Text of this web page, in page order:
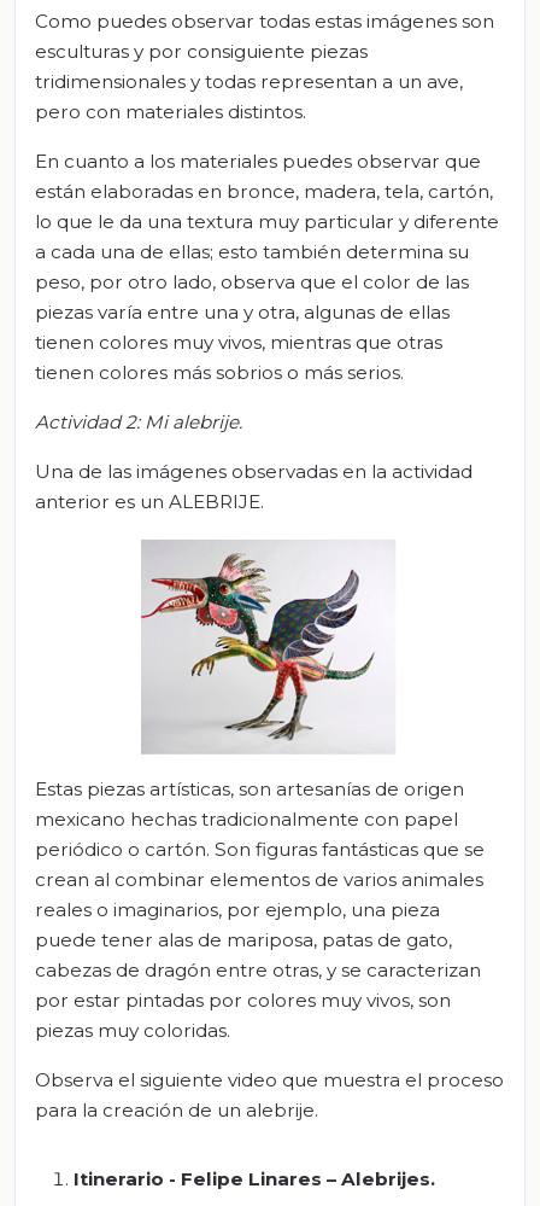
Como puedes observar todas estas imágenes son
esculturas y por consiguiente piezas
tridimensionales y todas representan a un ave,
pero con materiales distintos.
En cuanto a los materiales puedes observar que
están elaboradas en bronce, madera, tela, cartón,
lo que le da una textura muy particular y diferente
a cada una de ellas; esto también determina su
peso, por otro lado, observa que el color de las
piezas varía entre una y otra, algunas de ellas
tienen colores muy vivos, mientras que otras
tienen colores más sobrios o más serios.
Actividad2:Mi alebrije.
Una de las imágenes observadas en la actividad
anterior es un ALEBRIJE.
Estas piezas artísticas, son artesanías de origen
mexicano hechas tradicionalmente con papel
periódico o cartón. Son figuras fantásticas que se
crean al combinar elementos de varios animales
reales o imaginarios, por ejemplo, una pieza
puede tener alas de mariposa, patas de gato,
cabezas de dragón entre otras, y se caracterizan
por estar pintadas por colores muy vivos, son
piezas muy coloridas.
Observa el siguiente video que muestra el proceso
para la creación de un alebrije.
Itinerario - Felipe Linares – Alebrijes.